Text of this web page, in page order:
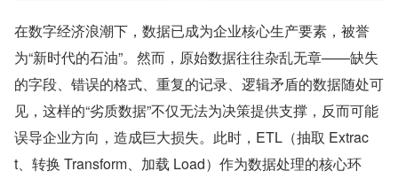
在数字经济浪潮下，数据已成为企业核心生产要素，被誉
为“新时代的石油”。然而，原始数据往往杂乱无章——缺失
的字段、错误的格式、重复的记录、逻辑矛盾的数据随处可
见，这样的“劣质数据”不仅无法为决策提供支撑，反而可能
误导企业方向，造成巨大损失。此时，ETL（抽取 Extrac
t、转换 Transform、加载 Load）作为数据处理的核心环